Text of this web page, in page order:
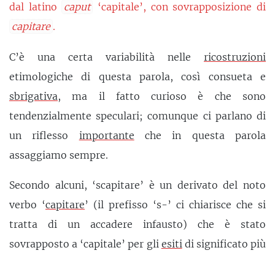
dal latino
caput
‘capitale’, con sovrapposizione di
capitare .
C’è una certa variabilità nelle ricostruzioni
etimologiche di questa parola, così consueta e
sbrigativa, ma il fatto curioso è che sono
tendenzialmente speculari; comunque ci parlano di
un riflesso importante che in questa parola
assaggiamo sempre.
Secondo alcuni, ‘scapitare’ è un derivato del noto
verbo ‘capitare’ (il prefisso ‘s-’ ci chiarisce che si
tratta di un accadere infausto) che è stato
sovrapposto a ‘capitale’ per gli esitidi significato più